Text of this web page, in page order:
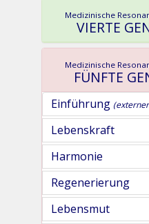
Medizinische
VIERTE
Medizinische
FÜNFTE
Einführung
Lebenskraft
Harmonie
Regenerierung
Lebensmut